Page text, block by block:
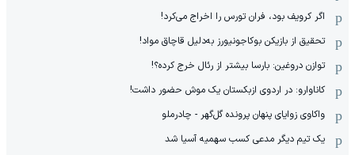
اگر کرویف بود، فران تورس را اخراج می‌کرد!
تحقیق از بازیکن بوکاجونیورز به‌دلیل قاچاق مواد!
توازن دروغین: بارسا بیشتر از رئال خرج کرده؟!
کاناوارو: در اردوی ازبکستان یک موش حضور داشت!
واکاوی زوایای پنهان پرونده گل‌گهر - چادرملو
یک تیم دیگر مدعی کسب سهمیه آسیا شد